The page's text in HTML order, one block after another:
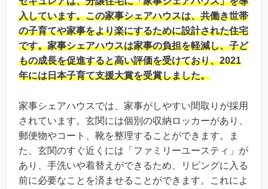
入しています。この家事シェアハウスは、共働き世帯
の子育てや家事をより楽にするために設計された住宅
です。家事シェアハウスは家事の負担を軽減し、子ど
もの成長を促進すると高い評価を受けており、2021
年には日本子育て支援大賞を受賞しました。
家事シェアハウスでは、家事がしやすい間取りが採用
されています。玄関には個別の収納ロッカーがあり、
郵便物やコート、靴を整理することができます。ま
た、玄関のすぐ近くには「ファミリーユースティ」が
あり、手洗いや着替えができるため、リビングに入る
前に必要なことを済ませることができます。これによ